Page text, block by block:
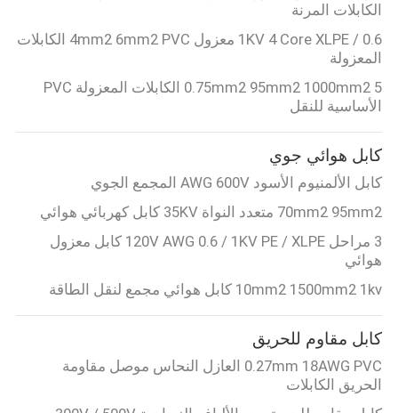
الكابلات المرنة
0.6 / 1KV 4 Core XLPE معزول 4mm2 6mm2 PVC الكابلات
المعزولة
0.75mm2 95mm2 1000mm2 5 الكابلات المعزولة PVC
الأساسية للنقل
كابل هوائي جوي
كابل الألمنيوم الأسود AWG 600V المجمع الجوي
70mm2 95mm2 متعدد النواة 35KV كابل كهربائي هوائي
3 مراحل 120V AWG 0.6 / 1KV PE / XLPE كابل معزول
هوائي
10mm2 1500mm2 1kv كابل هوائي مجمع لنقل الطاقة
كابل مقاوم للحريق
0.27mm 18AWG PVC العازل النحاس موصل مقاومة
الحريق الكابلات